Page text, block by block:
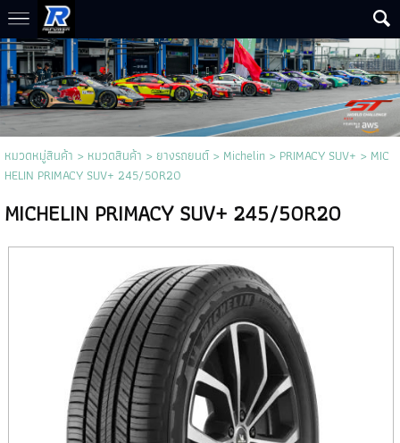
หมวดหมู่สินค้า > หมวดสินค้า >ยางรถยนต์> Michelin> PRIMACY SUV+ > MIC
HELIN PRIMACY SUV+ 245/50R20
MICHELIN PRIMACY SUV+ 245/50R20